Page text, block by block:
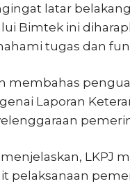
latar
Bimtek ini
tugas dan
membahas
Laporan
LKPJ
pelaksanaan